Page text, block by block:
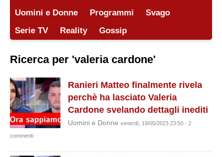
Uomini e Donne
Programmi
Svago
Serie TV
Reality Gossip
Ricerca per 'valeria cardone'
Ranieri Matteo finalmente rivela
perchè ha lasciato Valeria
Cardone svelando dettagli inediti
Uomini e Donne venerdì, 19/05/2023 23:50 - 2
commenti